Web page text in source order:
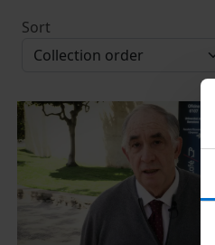
Sort